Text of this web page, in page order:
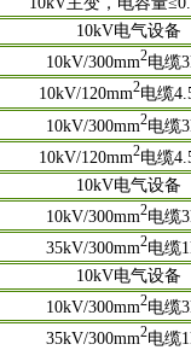
10kV电气设备
10kV/300mm2电缆
10kV/120mm2电缆
10kV/300mm2电缆
10kV/120mm2电缆
10kV电气设备
10kV/300mm2电缆
35kV/300mm2电缆
10kV电气设备
10kV/300mm2电缆
35kV/300mm2电缆